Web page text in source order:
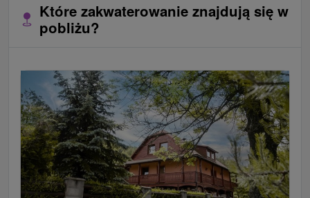
Które zakwaterowanie znajdują się w
pobliżu?